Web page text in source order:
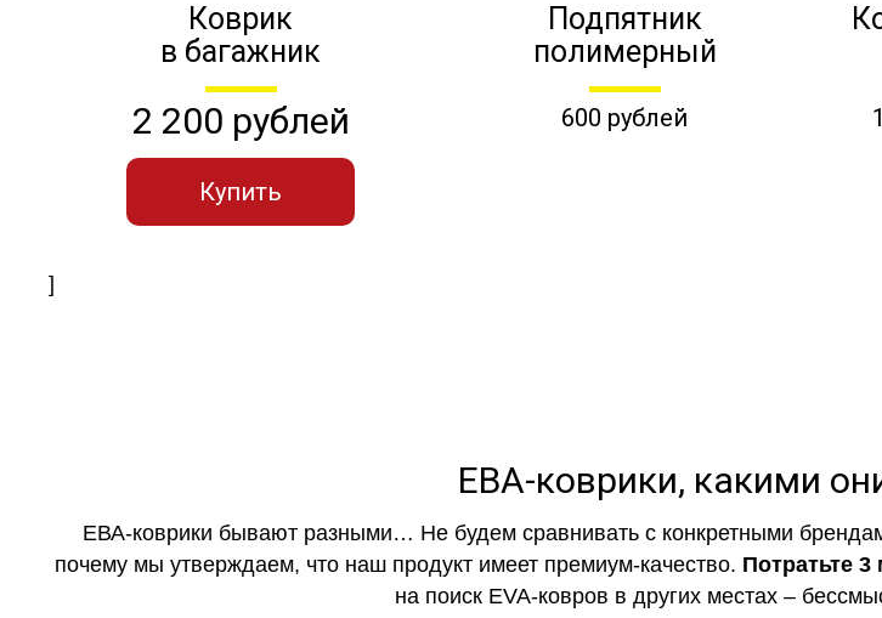
Коврик
в багажник
2 200 рублей
Купить
Подпятник
полимерный
600 рублей
]
ЕВА-коврики, какими
ЕВА-коврики бывают разными… Не будем сравнивать с конкретными
почему мы утверждаем, что наш продукт имеет премиум-качество. Потратьте
на поиск EVA-ковров в других местах –